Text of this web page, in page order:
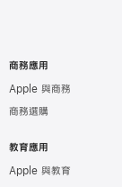
商務應用
Apple 與商務
商務選購
教育應用
Apple 與教育